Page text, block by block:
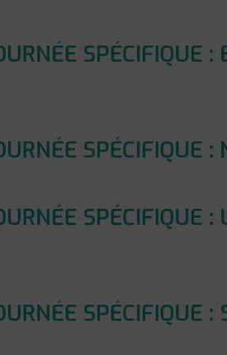
SPÉCIFIQUE :
SPÉCIFIQUE :
SPÉCIFIQUE :
SPÉCIFIQUE :